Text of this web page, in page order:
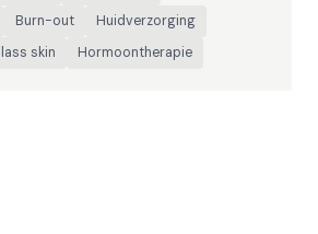
Burn-out
Huidverzorging
skin Hormoontherapie